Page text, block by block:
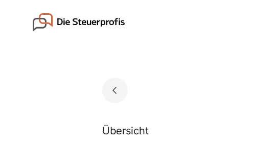
Go to landing page.
Übersicht